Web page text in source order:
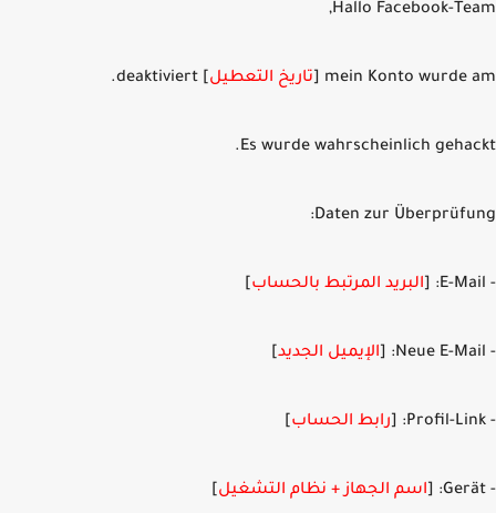
Hallo Facebook-
mein Konto wurde تاريخ التعطيل] deaktiviert.
Es wurde wahrscheinlich
Daten zur
البريد المرتبط بالحساب]
الإيميل الجديد]
رابط الحساب]
اسم الجهاز + نظام التشغيل]